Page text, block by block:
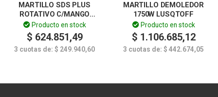
MARTILLO SDS PLUS
ROTATIVO C/MANGO
HORIZ. – DEWALT
Producto en stock
$ 624.851,49
3 cuotas de: $ 249.940,60
MARTILLO DEMOLEDOR
1750W LUSQTOFF
Producto en stock
$ 1.106.685,12
3 cuotas de: $ 442.674,05